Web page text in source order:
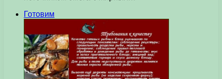
Готовим